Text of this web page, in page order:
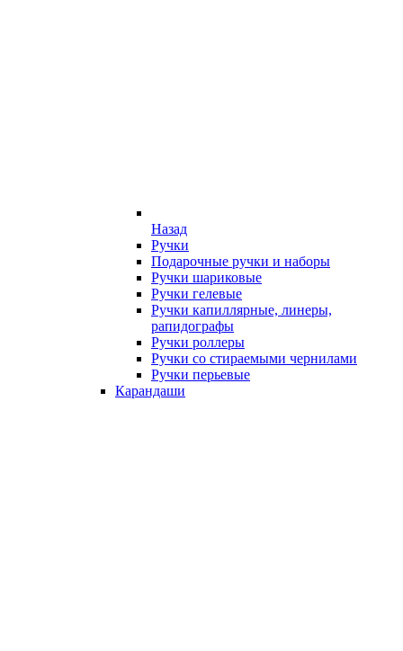
Назад
Ручки
Подарочные ручки и наборы
Ручки шариковые
Ручки гелевые
Ручки капиллярные, линеры,
рапидографы
Ручки роллеры
Ручки со стираемыми чернилами
Ручки перьевые
Карандаши